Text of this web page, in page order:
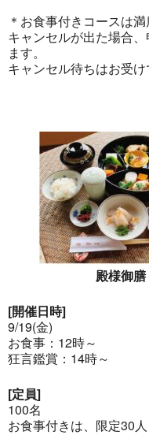
＊お食事付きコースは満
キャンセルが出た場合
ます。
キャンセル待ちはお受け
殿様御膳
[開催日時]
9/19(金)
お食事：12時～
狂言鑑賞：14時～
[定員]
100名
お食事付きは、限定30人